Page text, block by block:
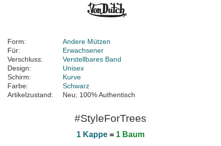
Form:
Andere Mützen
Für:
Erwachsener
Verschluss:
Verstellbares Band
Design:
Unisex
Schirm:
Kurve
Farbe:
Schwarz
Artikelzustand:
Neu; 100% Authentisch
#StyleForTrees
1 Kappe = 1 Baum